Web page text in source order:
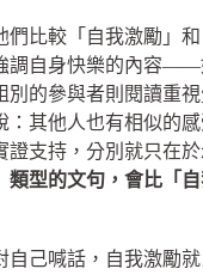
們比較「自我激勵」
調自身快樂的內容
別的參與者則閱讀重
：其他人也有相似的
證支持，分別就只在
類型的文句，會比「
自己喊話，自我激勵